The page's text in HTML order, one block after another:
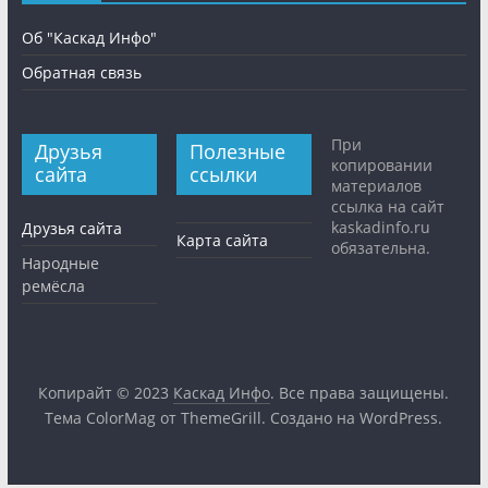
Об "Каскад Инфо"
Обратная связь
Друзья
сайта
Друзья сайта
Народные
ремёсла
Полезные
ссылки
Карта сайта
При
копировании
материалов
ссылка на сайт
kaskadinfo.ru
обязательна.
Копирайт © 2023 Каскад Инфо. Все права защищены.
Тема ColorMag от ThemeGrill. Создано наWordPress.